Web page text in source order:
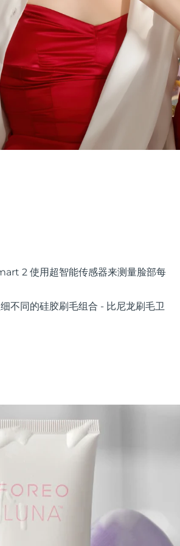
2 使用超智能传感器来测量脸部每
不同的硅胶刷毛组合 - 比尼龙刷毛卫